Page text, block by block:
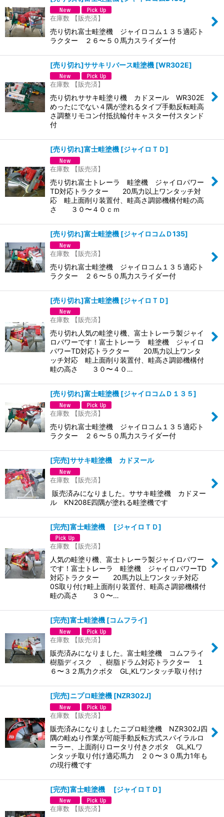
在庫数 【販売済】
売り切れ富士畦塗機 ジャイロコム１３５適応ト
ラクター ２６〜５０馬力スライダー付
[売り切れ]ササキリバース畦塗機 [WR302E]
在庫数 【販売済】
売り切れササキ畦塗り機 カドヌール WR302E
めったにでない４隅が塗れるタイプ手動反転畦高
さ調整リモコン付抵抗輪付キャスター付スタンド
付
[売り切れ]富士畦塗機 [ジャイロＴＤ]
在庫数 【販売済】
売り切れ富士トレーラ 畦塗機 ジャイロパワー
TD対応トラクター 20馬力以上ワンタッチ対
応 畦上面削り装置付、畦高さ調節機構付畦の高
さ ３０〜４０ｃｍ
[売り切れ]富士畦塗機 [ジャイロコムＤ135]
在庫数 【販売済】
売り切れ富士畦塗機 ジャイロコム１３５適応ト
ラクター ２６〜５０馬力スライダー付
[売り切れ]富士畦塗機 [ジャイロＴＤ]
在庫数 【販売済】
売り切れ人気の畦塗り機、富士トレーラ製ジャイ
ロパワーです！富士トレーラ 畦塗機 ジャイロ
パワーTD対応トラクター 20馬力以上ワンタ
ッチ対応 畦上面削り装置付、畦高さ調節機構付
畦の高さ ３０〜４０…
[売り切れ]富士畦塗機 [ジャイロコムＤ１３５]
在庫数 【販売済】
売り切れ富士畦塗機 ジャイロコム１３５適応ト
ラクター ２６〜５０馬力スライダー付
[完売]ササキ畦塗機 カドヌール
在庫数 【販売済】
販売済みになりました。ササキ畦塗機 カドヌー
ル KN208E四隅が塗れる畦塗機です
[完売]富士畦塗機 [ジャイロＴＤ]
在庫数 【販売済】
人気の畦塗り機、富士トレーラ製ジャイロパワー
です！富士トレーラ 畦塗機 ジャイロパワーTD
対応トラクター 20馬力以上ワンタッチ対応
0S取り付け畦上面削り装置付、畦高さ調節機構付
畦の高さ ３０〜…
[完売]富士畦塗機 [コムフライ]
在庫数 【販売済】
販売済みになりました。富士畦塗機 コムフライ
樹脂ディスク 、樹脂ドラム対応トラクター １
６〜３２馬力クボタ GL,KLワンタッチ取り付け
[完売]ニプロ畦塗機 [NZR302J]
在庫数 【販売済】
販売済みになりましたニプロ畦塗機 NZR302J四
隅の畦ぬり作業が可能手動反転方式スパイラルロ
ーラー、上面削りロータリ付きクボタ GL,KLワ
ンタッチ取り付け適応馬力 ２０〜３０馬力1年も
の現行機です
[完売]富士畦塗機 [ジャイロＴＤ]
在庫数 【販売済】